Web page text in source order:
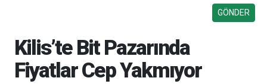
Kilis’te Bit Pazarında
Fiyatlar Cep Yakmıyor